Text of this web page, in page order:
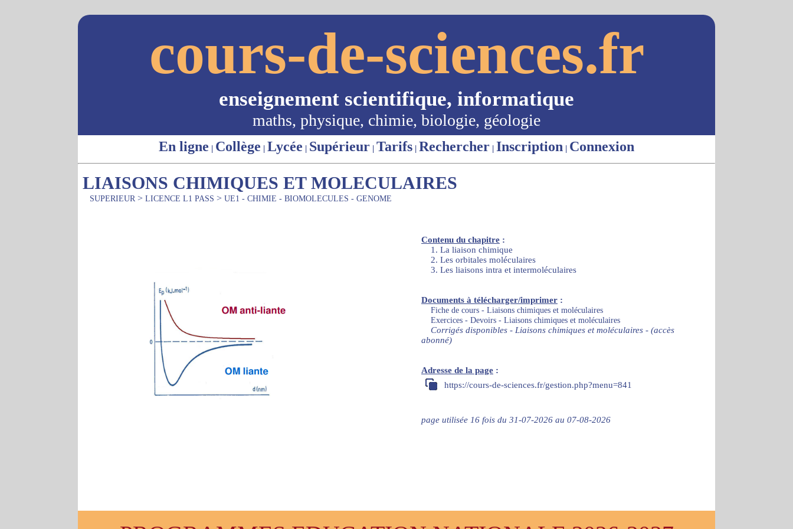
cours-de-sciences.fr
enseignement scientifique, informatique
maths, physique, chimie, biologie, géologie
En ligne | Collège | Lycée | Supérieur | Tarifs | Rechercher | Inscription | Connexion
LIAISONS CHIMIQUES ET MOLECULAIRES
SUPERIEUR > LICENCE L1 PASS > UE1 - CHIMIE - BIOMOLECULES - GENOME
Contenu du chapitre :
1. La liaison chimique
2. Les orbitales moléculaires
3. Les liaisons intra et intermoléculaires
Documents à télécharger/imprimer :
Fiche de cours - Liaisons chimiques et moléculaires
Exercices - Devoirs - Liaisons chimiques et moléculaires
Corrigés disponibles - Liaisons chimiques et moléculaires - (accès
abonné)
Adresse de la page :
https://cours-de-sciences.fr/gestion.php?menu=841
page utilisée 16 fois du 31-07-2026 au 07-08-2026